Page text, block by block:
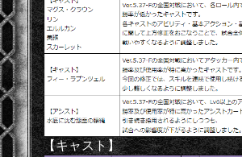
【キャスト】